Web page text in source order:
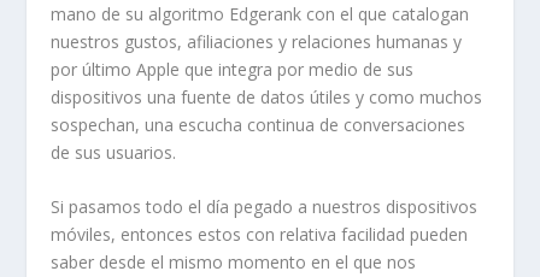
mano de su algoritmo Edgerank con el que catalogan
nuestros gustos, afiliaciones y relaciones humanas y
por último Apple que integra por medio de sus
dispositivos una fuente de datos útiles y como muchos
sospechan, una escucha continua de conversaciones
de sus usuarios.
Si pasamos todo el día pegado a nuestros dispositivos
móviles, entonces estos con relativa facilidad pueden
saber desde el mismo momento en el que nos